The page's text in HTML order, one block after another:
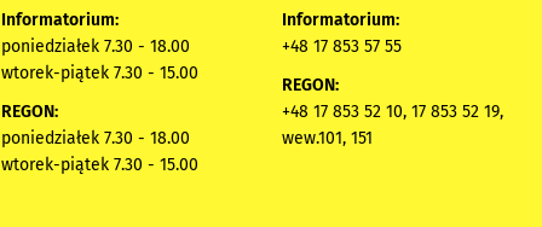
Informatorium:
poniedziałek 7.30 - 18.00
wtorek-piątek 7.30 - 15.00
REGON:
poniedziałek 7.30 - 18.00
wtorek-piątek 7.30 - 15.00
Informatorium:
+48 17 853 57 55
REGON:
+48 17 853 52 10, 17 853 52 19,
wew.101, 151